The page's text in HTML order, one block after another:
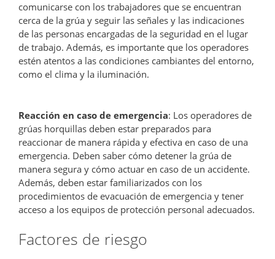
comunicarse con los trabajadores que se encuentran
cerca de la grúa y seguir las señales y las indicaciones
de las personas encargadas de la seguridad en el lugar
de trabajo. Además, es importante que los operadores
estén atentos a las condiciones cambiantes del entorno,
como el clima y la iluminación.
Reacción en caso de emergencia: Los operadores de
grúas horquillas deben estar preparados para
reaccionar de manera rápida y efectiva en caso de una
emergencia. Deben saber cómo detener la grúa de
manera segura y cómo actuar en caso de un accidente.
Además, deben estar familiarizados con los
procedimientos de evacuación de emergencia y tener
acceso a los equipos de protección personal adecuados.
Factores de riesgo